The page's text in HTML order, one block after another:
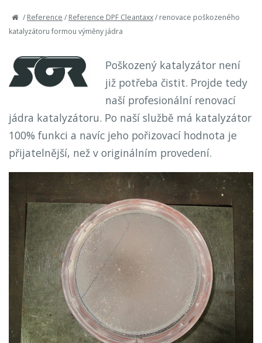
/Reference /Reference DPF Cleantaxx/renovace poškozeného
katalyzátoru formou výměny jádra
Poškozený katalyzátor není
již potřeba čistit. Projde tedy
naší profesionální renovací
jádra katalyzátoru. Po naší službě má katalyzátor
100% funkci a navíc jeho pořizovací hodnota je
přijatelnější, než v originálním provedení.